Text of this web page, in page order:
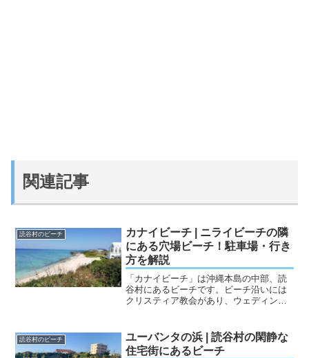
関連記事
読谷村のビーチ
カナイビーチ | ニライビーチの隣
にある穴場ビーチ！駐車場・行き
方を解説
「カナイビーチ」は沖縄本島の中部、読
谷村にあるビーチです。ビーチ沿いには
クリスティア教会があり、ウェディング
ビーチでウェディングフォトやサンセッ
トフォトをにも人気のスポ...
読谷村のビーチ
ユーバンタの浜 | 読谷村の閑静な
住宅街にあるビーチ